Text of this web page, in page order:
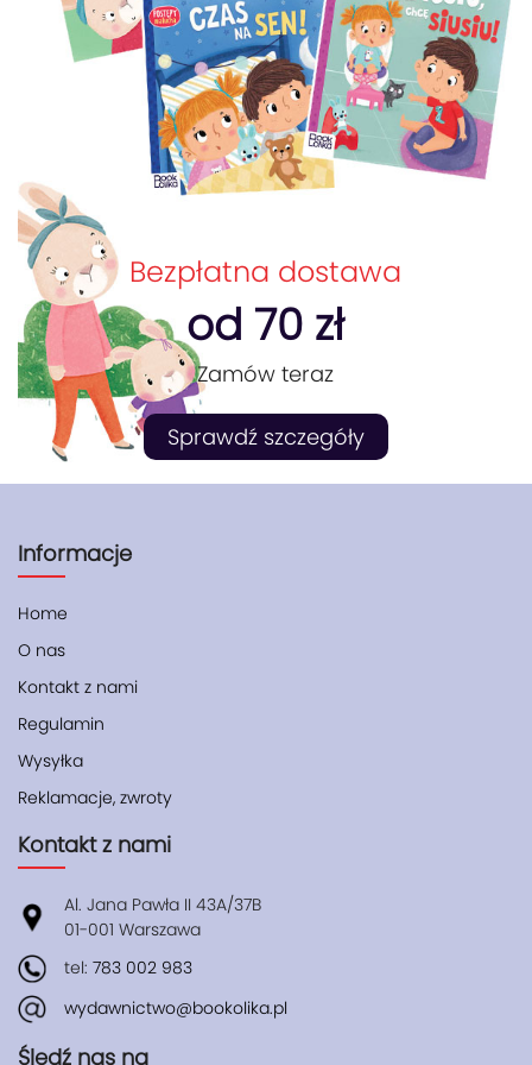
Bezpłatna dostawa
od 70 zł
Zamów teraz
Sprawdź szczegóły
Informacje
Home
O nas
Kontakt z nami
Regulamin
Wysyłka
Reklamacje, zwroty
Kontakt z nami
Al. Jana Pawła II 43A/37B
01-001 Warszawa
tel: 783 002 983
wydawnictwo@bookolika.pl
Śledź nas na